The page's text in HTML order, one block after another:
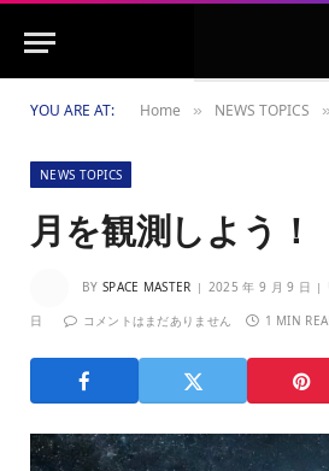
YOU ARE AT: Home » NEWS TOPICS »
NEWS TOPICS
月を観測しよう！
BY SPACE MASTER 2025 年 9 月 9 日
日 コメントはまだありません 1 MIN